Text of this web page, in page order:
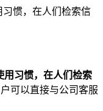
习惯，在人们检索信
用习惯，在人们检索
可以直接与公司客服